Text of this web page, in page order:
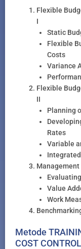
Flexible
I
Static
Flexible
Costs
Variance
Flexible
II
Planning
Rates
Variable
Value
Work
Metode
COST CONTROL